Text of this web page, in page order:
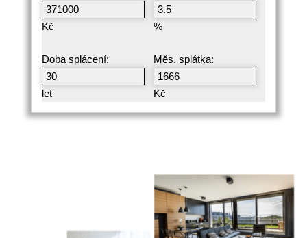
Kč %
Doba splácení:
let
Měs. splátka:
Kč